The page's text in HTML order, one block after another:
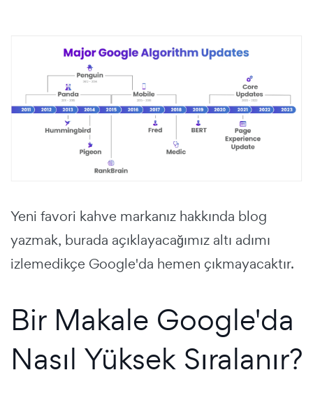
Yeni favori kahve markanız hakkında blog
yazmak, burada açıklayacağımız altı adımı
izlemedikçe Google'da hemen çıkmayacaktır.
Bir Makale Google'da
Nasıl Yüksek Sıralanır?